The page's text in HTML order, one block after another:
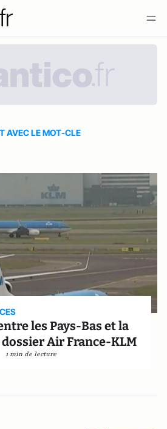
AVEC LE MOT-CLE
les Pays-Bas et la
Air France-KLM
1 min de lecture